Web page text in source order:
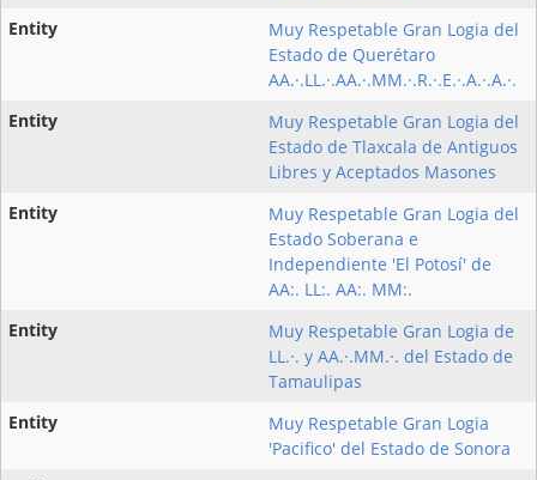
Muy Respetable Gran Logia del
Estado de Querétaro
AA.·.LL.·.AA.·.MM.·.R.·.E.·.A.·.A.·.
Muy Respetable Gran Logia del
Estado de Tlaxcala de Antiguos
Libres y Aceptados Masones
Muy Respetable Gran Logia del
Estado Soberana e
Independiente 'El Potosí' de
AA:. LL:. AA:. MM:.
Muy Respetable Gran Logia de
LL.·. y AA.·.MM.·. del Estado de
Tamaulipas
Muy Respetable Gran Logia
'Pacifico' del Estado de Sonora